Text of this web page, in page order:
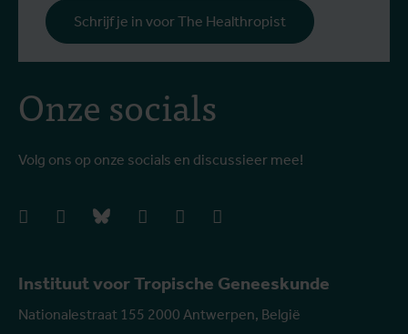
Instituut voor Tropische Geneeskunde
Nationalestraat 155 2000 Antwerpen, België
Onze socials
Volg ons op onze socials en discussieer mee!
facebookinstagrambluesky linkedIn youtube
Schrijf je in voor The Healthropist